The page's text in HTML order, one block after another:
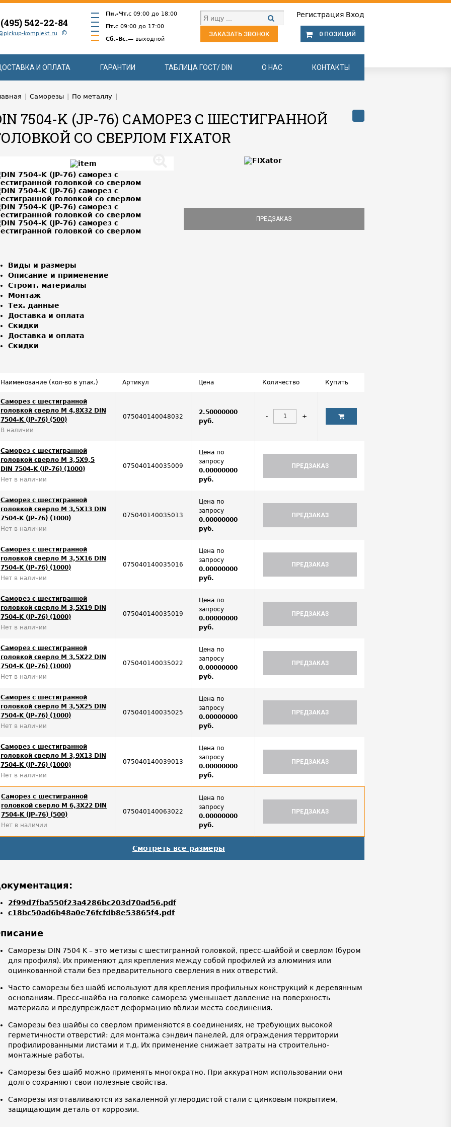
542-22-84
komplekt.ru
Пн.-Чт.с 09:00 до 18:00
Пт.с 09:00 до 17:00
Сб.-Вс.— выходной
Регистрация Вход
ЗАКАЗАТЬ ЗВОНОК 0 ПОЗИЦИЙ
И ОПЛАТА ГАРАНТИИ ТАБЛИЦА ГОСТ/ DIN О НАС КОНТАКТЫ
Саморезы По металлу
7504-K (JP-76) САМОРЕЗ С ШЕСТИГРАННОЙ
СО СВЕРЛОМ FIXATOR
ПРЕДЗАКАЗ
Виды и размеры
Описание и применение
Строит. материалы
Монтаж
Тех. данные
Доставка и оплата
Скидки
Доставка и оплата
Скидки
Наименование (кол-во в упак.) Артикул Цена Количество Купить
Саморез с шестигранной
головкой сверло М 4,8Х32 DIN
7504-K (JP-76) (500)
В наличии
075040140048032
2.50000000
руб.
- +
Саморез с шестигранной
головкой сверло М 3,5Х9,5
DIN 7504-K (JP-76) (1000)
Нет в наличии
075040140035009
Цена по
запросу
0.00000000
руб.
ПРЕДЗАКАЗ
Саморез с шестигранной
головкой сверло М 3,5Х13 DIN
7504-K (JP-76) (1000)
Нет в наличии
075040140035013
Цена по
запросу
0.00000000
руб.
ПРЕДЗАКАЗ
Саморез с шестигранной
головкой сверло М 3,5Х16 DIN
7504-K (JP-76) (1000)
Нет в наличии
075040140035016
Цена по
запросу
0.00000000
руб.
ПРЕДЗАКАЗ
Саморез с шестигранной
головкой сверло М 3,5Х19 DIN
7504-K (JP-76) (1000)
Нет в наличии
075040140035019
Цена по
запросу
0.00000000
руб.
ПРЕДЗАКАЗ
Саморез с шестигранной
головкой сверло М 3,5Х22 DIN
7504-K (JP-76) (1000)
Нет в наличии
075040140035022
Цена по
запросу
0.00000000
руб.
ПРЕДЗАКАЗ
Саморез с шестигранной
головкой сверло М 3,5Х25 DIN
7504-K (JP-76) (1000)
Нет в наличии
075040140035025
Цена по
запросу
0.00000000
руб.
ПРЕДЗАКАЗ
Саморез с шестигранной
головкой сверло М 3,9Х13 DIN
7504-K (JP-76) (1000)
Нет в наличии
075040140039013
Цена по
запросу
0.00000000
руб.
ПРЕДЗАКАЗ
Саморез с шестигранной
головкой сверло М 6,3Х22 DIN
7504-K (JP-76) (500)
Нет в наличии
075040140063022
Цена по
запросу
0.00000000
руб.
ПРЕДЗАКАЗ
Смотреть все размеры
2f99d7fba550f23a4286bc203d70ad56.pdf
c18bc50ad6b48a0e76fcfdb8e53865f4.pdf
Саморезы DIN 7504 K – это метизы с шестигранной головкой, пресс-шайбой и сверлом (буром
для профиля). Их применяют для крепления между собой профилей из алюминия или
оцинкованной стали без предварительного сверления в них отверстий.
Часто саморезы без шайб используют для крепления профильных конструкций к деревянным
основаниям. Пресс-шайба на головке самореза уменьшает давление на поверхность
материала и предупреждает деформацию вблизи места соединения.
Саморезы без шайбы со сверлом применяются в соединениях, не требующих высокой
герметичности отверстий: для монтажа сэндвич панелей, для ограждения территории
профилированными листами и т.д. Их применение снижает затраты на строительно-
монтажные работы.
Саморезы без шайб можно применять многократно. При аккуратном использовании они
долго сохраняют свои полезные свойства.
Саморезы изготавливаются из закаленной углеродистой стали с цинковым покрытием,
защищающим деталь от коррозии.